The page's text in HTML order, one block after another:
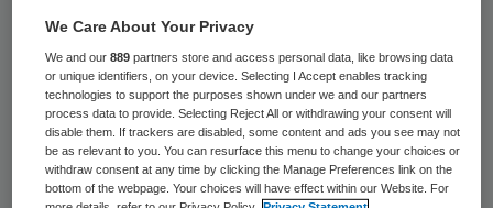
Carla Ottenhoff is per 1 juli toegetreden tot
de raad van toezicht van ZuidZorg in
Eindhoven. Ottenhof is jarenlang directeur
geweest van GPR
Communicatiemanagement dat
gespecialiseerd is in het organiseren van
We Care About Your Privacy
We and our889 partners store and access personal data, like browsing data
or unique identifiers, on your device. Selecting I Accept enables tracking
technologies to support the purposes shown under we and our partners
process data to provide. Selecting Reject All or withdrawing your consent will
disable them. If trackers are disabled, some content and ads you see may not
be as relevant to you. You can resurface this menu to change your choices or
withdraw consent at any time by clicking the Manage Preferences link on the
bottom of the webpage. Your choices will have effect within our Website. For